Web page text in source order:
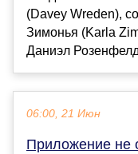
(Davey Wreden),
Зимонья (Karla
Даниэл
06:00, 21 Июн
Приложение не